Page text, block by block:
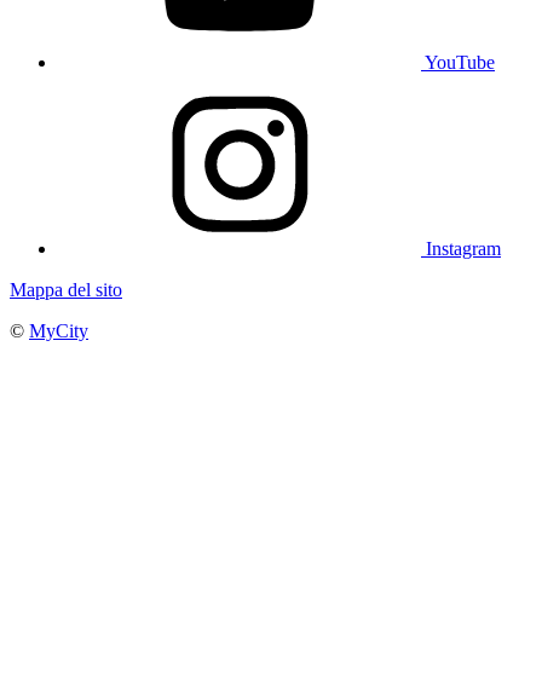
YouTube
Instagram
Mappa del sito
© MyCity